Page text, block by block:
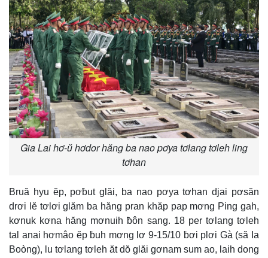
Gia Lai hơ-ŭ hơdor hăng ba nao pơya tơlang tơleh ling
tơhan
Bruă hyu ĕp, pơƀut glăi, ba nao pơya tơhan djai pơsăn
drơi lĕ tơlơi glăm ba hăng pran khăp pap mơng Ping gah,
kơnuk kơna hăng mơnuih ƀôn sang. 18 per tơlang tơleh
tal anai hơmâo ĕp ƀuh mơng lơ 9-15/10 ƀơi plơi Gà (să Ia
Boòng), lu tơlang tơleh ăt dŏ glăi gơnam sum ao, laih dong